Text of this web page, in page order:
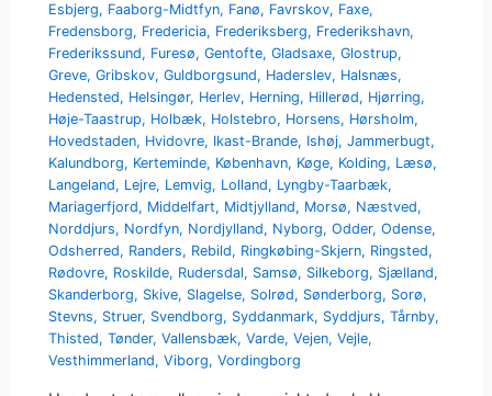
Esbjerg, Faaborg-Midtfyn, Fanø, Favrskov, Faxe,
Fredensborg, Fredericia, Frederiksberg, Frederikshavn,
Frederikssund, Furesø,Gentofte,Gladsaxe,Glostrup,
Greve,Gribskov,Guldborgsund, Haderslev, Halsnæs,
Hedensted, Helsingør, Herlev, Herning, Hillerød, Hjørring,
Høje-Taastrup, Holbæk, Holstebro, Horsens, Hørsholm,
Hovedstaden, Hvidovre, Ikast-Brande, Ishøj,Jammerbugt,
Kalundborg, Kerteminde, København, Køge, Kolding, Læsø,
Langeland, Lejre, Lemvig, Lolland, Lyngby-Taarbæk,
Mariagerfjord, Middelfart, Midtjylland, Morsø, Næstved,
Norddjurs, Nordfyn, Nordjylland, Nyborg,Odder,Odense,
Odsherred, Randers, Rebild, Ringkøbing-Skjern, Ringsted,
Rødovre, Roskilde, Rudersdal, Samsø, Silkeborg, Sjælland,
Skanderborg, Skive, Slagelse, Solrød, Sønderborg, Sorø,
Stevns, Struer, Svendborg, Syddanmark, Syddjurs,Tårnby,
Thisted,Tønder,Vallensbæk,Varde,Vejen,Vejle,
Vesthimmerland,Viborg,Vordingborg